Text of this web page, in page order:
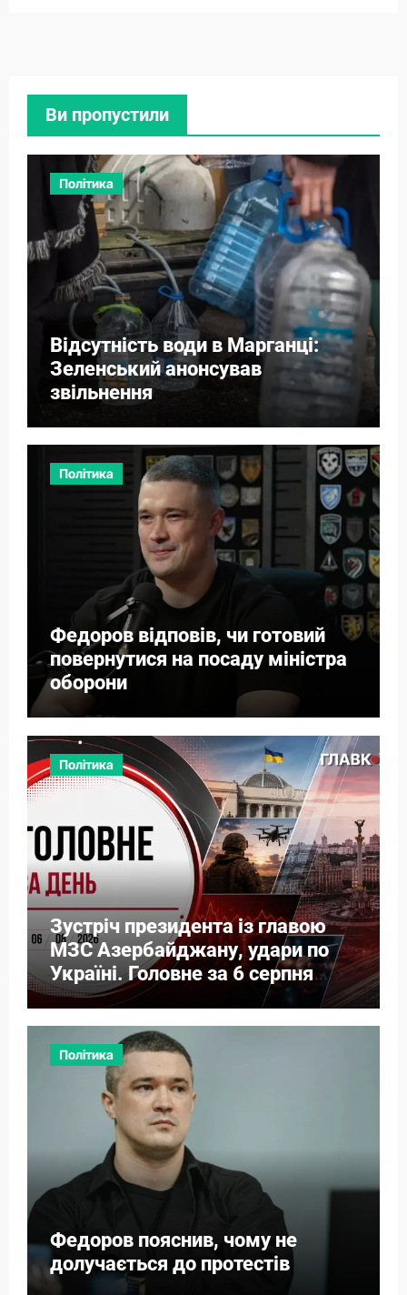
Ви пропустили
Політика
Відсутність води в Марганці:
Зеленський анонсував
звільнення
Політика
Федоров відповів, чи готовий
повернутися на посаду міністра
оборони
Політика
Зустріч президента із главою
МЗС Азербайджану, удари по
Україні. Головне за 6 серпня
2026
Політика
Федоров пояснив, чому не
долучається до протестів